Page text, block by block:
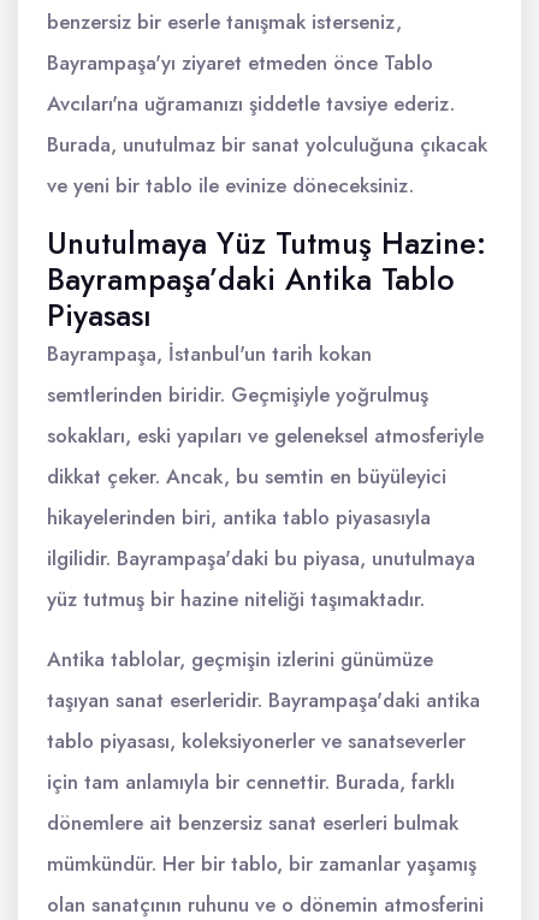
benzersiz bir eserle tanışmak isterseniz,
Bayrampaşa'yı ziyaret etmeden önce Tablo
Avcıları'na uğramanızı şiddetle tavsiye ederiz.
Burada, unutulmaz bir sanat yolculuğuna çıkacak
ve yeni bir tablo ile evinize döneceksiniz.
Unutulmaya Yüz Tutmuş Hazine:
Bayrampaşa’daki Antika Tablo
Piyasası
Bayrampaşa, İstanbul'un tarih kokan
semtlerinden biridir. Geçmişiyle yoğrulmuş
sokakları, eski yapıları ve geleneksel atmosferiyle
dikkat çeker. Ancak, bu semtin en büyüleyici
hikayelerinden biri, antika tablo piyasasıyla
ilgilidir. Bayrampaşa'daki bu piyasa, unutulmaya
yüz tutmuş bir hazine niteliği taşımaktadır.
Antika tablolar, geçmişin izlerini günümüze
taşıyan sanat eserleridir. Bayrampaşa'daki antika
tablo piyasası, koleksiyonerler ve sanatseverler
için tam anlamıyla bir cennettir. Burada, farklı
dönemlere ait benzersiz sanat eserleri bulmak
mümkündür. Her bir tablo, bir zamanlar yaşamış
olan sanatçının ruhunu ve o dönemin atmosferini